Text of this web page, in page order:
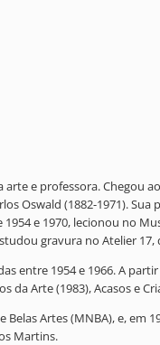
e professora. Chegou
Oswald (1882-1971).
e 1970, lecionou no
gravura no Atelier 17,
entre 1954 e 1966. A
Arte (1983), Acasos e
Artes (MNBA), e, em
Martins.